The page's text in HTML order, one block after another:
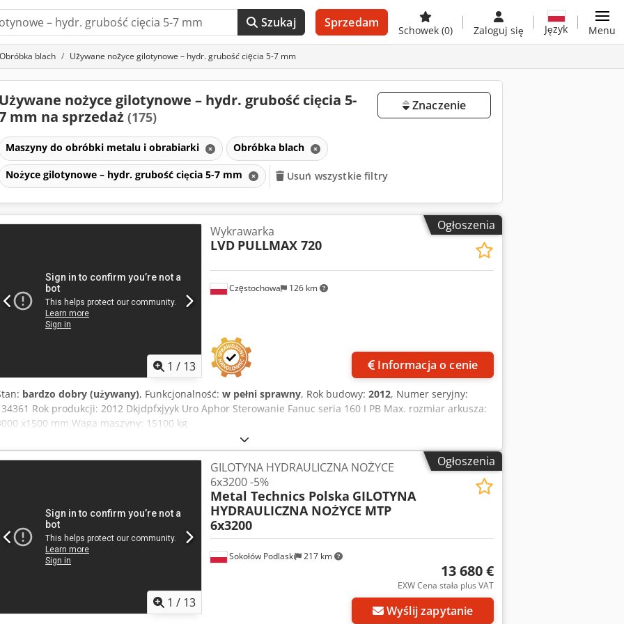
Szukaj Sprzedam
Schowek (0) Zaloguj się Język Menu
Obróbka blach Używane nożyce gilotynowe – hydr. grubość cięcia 5-7 mm
Używane nożyce gilotynowe – hydr. grubość cięcia 5-
mm na sprzedaż (175)
Znaczenie
Maszyny do obróbki metalu i obrabiarki Obróbka blach
Nożyce gilotynowe – hydr. grubość cięcia 5-7 mm Usuń wszystkie filtry
Ogłoszenia
1 / 13
Częstochowa 126 km
Wykrawarka
LVD PULLMAX 720
Informacja o cenie
bardzo dobry (używany), Funkcjonalność: w pełni sprawny, Rok budowy: 2012, Numer seryjny:
Rok produkcji: 2012 Dkjdpfxjyyk Uro Aphor Sterowanie Fanuc seria 160 I PB Max. rozmiar arkusza:
x1500 mm Waga maszyny: 15100 kg
Ogłoszenia
1 / 13
Sokołów Podlaski 217 km
GILOTYNA HYDRAULICZNA NOŻYCE
6x3200 -5%
Metal Technics Polska GILOTYNA
HYDRAULICZNA NOŻYCE MTP
6x3200
13 680 €
EXW Cena stała plus VAT
Wyślij zapytanie